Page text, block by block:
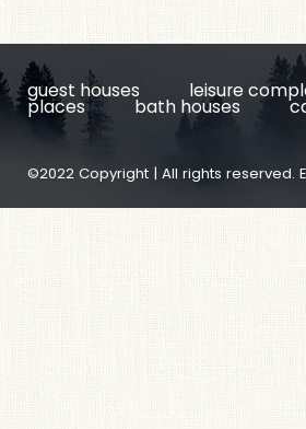
guest houses leisure
places bath houses
©2022 Copyright | All rights reserved.